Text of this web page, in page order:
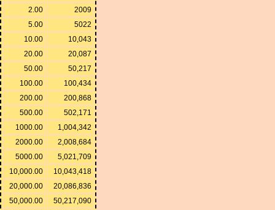
2.00
2009
5.00
5022
10.00
10,043
20.00
20,087
50.00
50,217
100.00
100,434
200.00
200,868
500.00
502,171
1000.00
1,004,342
2000.00
2,008,684
5000.00
5,021,709
10,000.00
10,043,418
20,000.00
20,086,836
50,000.00
50,217,090